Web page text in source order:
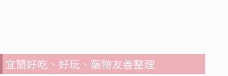
宜蘭好吃、好玩、寵物友善整理